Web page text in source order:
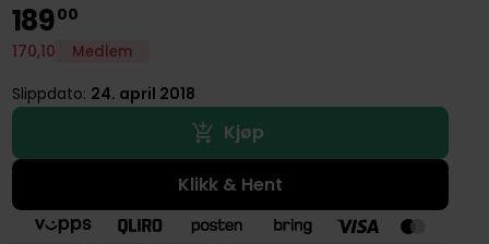
18900
170,10 Medlem
Slippdato: 24. april 2018
Kjøp
Klikk & Hent